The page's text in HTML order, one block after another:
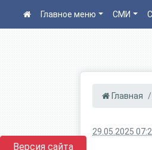
Версия сайта
Главное меню СМИ
Главная
29.05.2025